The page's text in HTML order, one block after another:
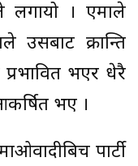
लगायो । एमाले
उसबाट क्रान्ति
भएर धेरै
भए ।
पार्टी